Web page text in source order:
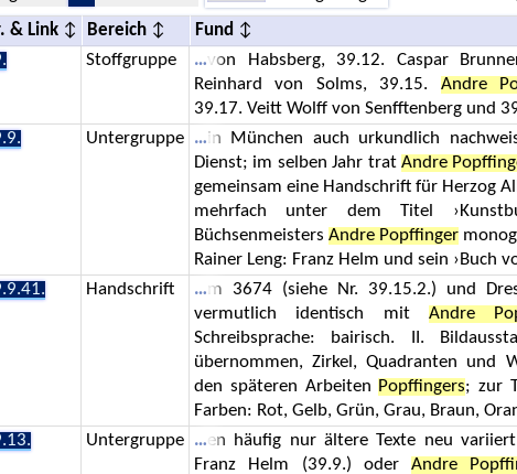
& Link Bereich
Fund
Stoffgruppe
von Habsberg, 39.12. Caspar
Reinhard von Solms, 39.15. Andre
39.17. Veitt Wolff von Senfftenberg und
Untergruppe
in München auch urkundlich
Dienst; im selben Jahr tratAndre
gemeinsam eine Handschrift für Herzog
mehrfach unter dem Titel
Büchsenmeisters Andre Popffinger
Rainer Leng: Franz Helm und sein ›Buch
Handschrift
m 3674 (siehe Nr. 39.15.2.) und
vermutlich identisch mitAndre
Schreibsprache: bairisch. II.
übernommen, Zirkel, Quadranten und
den späteren Arbeiten Popffingers; zur
Farben: Rot, Gelb, Grün, Grau, Braun,
Untergruppe
en häufig nur ältere Texte neu
Franz Helm (39.9.) oderAndre